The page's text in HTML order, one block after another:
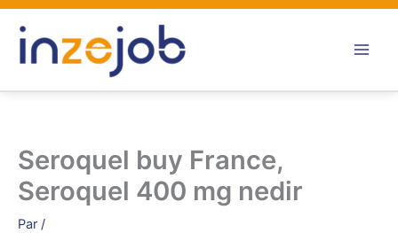
Aller
contenu
Seroquel buy France,
Seroquel 400 mg nedir
Par /